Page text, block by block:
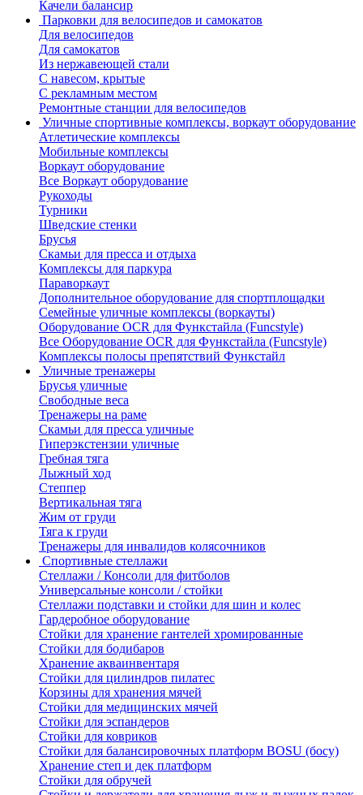
Качели балансир
Парковки для велосипедов и самокатов
Для велосипедов
Для самокатов
Из нержавеющей стали
С навесом, крытые
С рекламным местом
Ремонтные станции для велосипедов
Уличные спортивные комплексы, воркаут оборудование
Атлетические комплексы
Мобильные комплексы
Воркаут оборудование
Все Воркаут оборудование
Рукоходы
Турники
Шведские стенки
Брусья
Скамьи для пресса и отдыха
Комплексы для паркура
Параворкаут
Дополнительное оборудование для спортплощадки
Семейные уличные комплексы (воркауты)
Оборудование OCR для Функстайла (Funcstyle)
Все Оборудование OCR для Функстайла (Funcstyle)
Комплексы полосы препятствий Функстайл
Уличные тренажеры
Брусья уличные
Свободные веса
Тренажеры на раме
Скамьи для пресса уличные
Гиперэкстензии уличные
Гребная тяга
Лыжный ход
Степпер
Вертикальная тяга
Жим от груди
Тяга к груди
Тренажеры для инвалидов колясочников
Спортивные стеллажи
Стеллажи / Консоли для фитболов
Универсальные консоли / стойки
Стеллажи подставки и стойки для шин и колес
Гардеробное оборудование
Стойки для хранение гантелей хромированные
Стойки для бодибаров
Хранение акваинвентаря
Стойки для цилиндров пилатес
Корзины для хранения мячей
Стойки для медицинских мячей
Стойки для эспандеров
Стойки для ковриков
Стойки для балансировочных платформ BOSU (босу)
Хранение степ и дек платформ
Стойки для обручей